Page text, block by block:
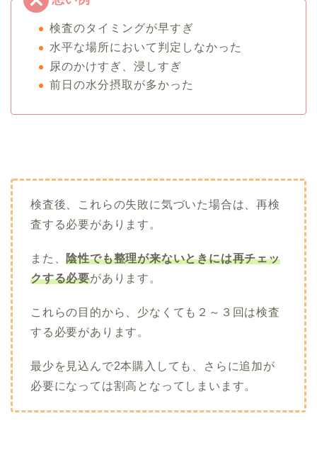
検査のタイミングが早すぎ
水平な場所において判定しなかった
尿のかけすぎ、浸しすぎ
前日の水分摂取が多かった
検査後、これらの失敗に気づいた場合は、再検
査する必要があります。
また、陰性でも整理が来ないときには再チェッ
クする必要があります。
これらの目的から、少なくても２～３回は検査
する必要があります。
最少を見込んで2本購入しても、さらに追加が
必要になっては割高となってしまいます。